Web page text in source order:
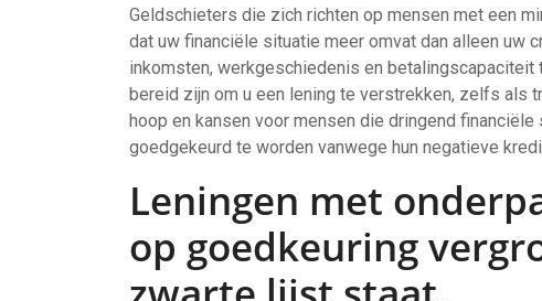
Geldschieters die zich richten op mensen met een
dat uw financiële situatie meer omvat dan alleen uw
inkomsten, werkgeschiedenis en
bereid zijn om u een lening te verstrekken, zelfs als
hoop en kansen voor mensen die dringend
goedgekeurd te worden vanwege hun negatieve
Leningen met
op goedkeuring